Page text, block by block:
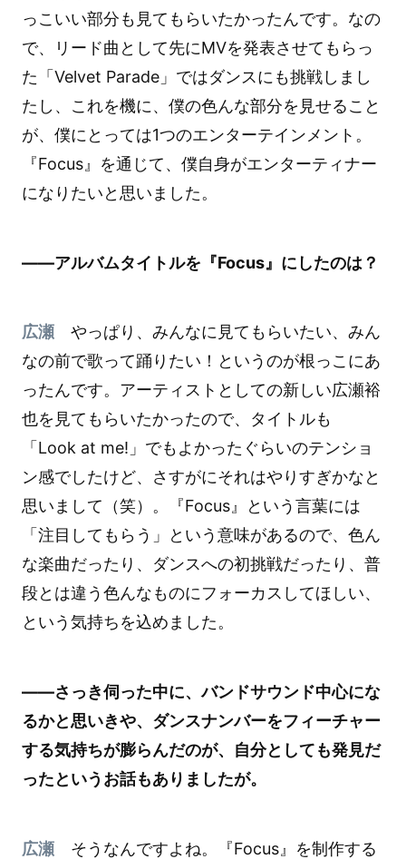
っこいい部分も見てもらいたかったんです。なの
で、リード曲として先にMVを発表させてもらっ
た「Velvet Parade」ではダンスにも挑戦しまし
たし、これを機に、僕の色んな部分を見せること
が、僕にとっては1つのエンターテインメント。
『Focus』を通じて、僕自身がエンターティナー
になりたいと思いました。
――アルバムタイトルを『Focus』にしたのは？
広瀬やっぱり、みんなに見てもらいたい、みん
なの前で歌って踊りたい！というのが根っこにあ
ったんです。アーティストとしての新しい広瀬裕
也を見てもらいたかったので、タイトルも
「Look at me!」でもよかったぐらいのテンショ
ン感でしたけど、さすがにそれはやりすぎかなと
思いまして（笑）。『Focus』という言葉には
「注目してもらう」という意味があるので、色ん
な楽曲だったり、ダンスへの初挑戦だったり、普
段とは違う色んなものにフォーカスしてほしい、
という気持ちを込めました。
――さっき伺った中に、バンドサウンド中心にな
るかと思いきや、ダンスナンバーをフィーチャー
する気持ちが膨らんだのが、自分としても発見だ
ったというお話もありましたが。
広瀬そうなんですよね。『Focus』を制作する